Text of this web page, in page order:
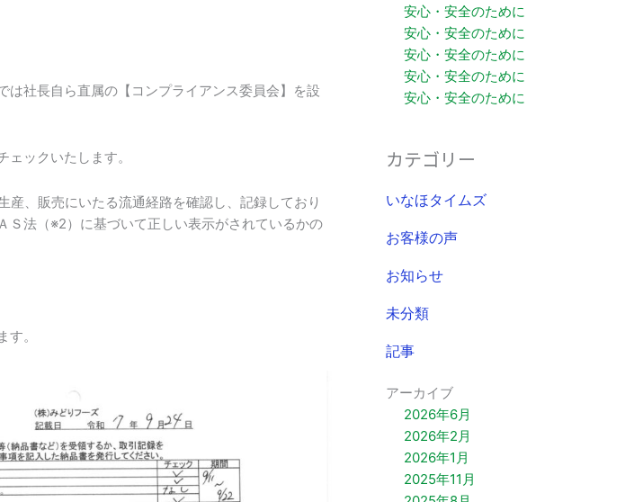
社長自ら直属の【コンプライアンス委員会】を設
ックいたします。
、販売にいたる流通経路を確認し、記録しており
Ｓ法（※2）に基づいて正しい表示がされているかの
。
安心・安全のために
安心・安全のために
安心・安全のために
安心・安全のために
安心・安全のために
カテゴリー
いなほタイムズ
お客様の声
お知らせ
未分類
記事
アーカイブ
2026年6月
2026年2月
2026年1月
2025年11月